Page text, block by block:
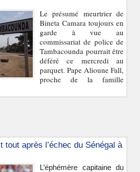
Le présumé meurtrier de
Bineta Camara toujours en
garde à vue au
commissariat de police de
Tambacounda pourrait être
déféré ce mercredi au
parquet. Pape Alioune Fall,
proche de la famille
tout après l’échec du Sénégal à
L’éphémère capitaine du